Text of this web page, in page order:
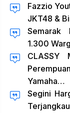
Fazzio
JKT48 &
Semarak
1.300
CLASSY
Yamaha…
Segini